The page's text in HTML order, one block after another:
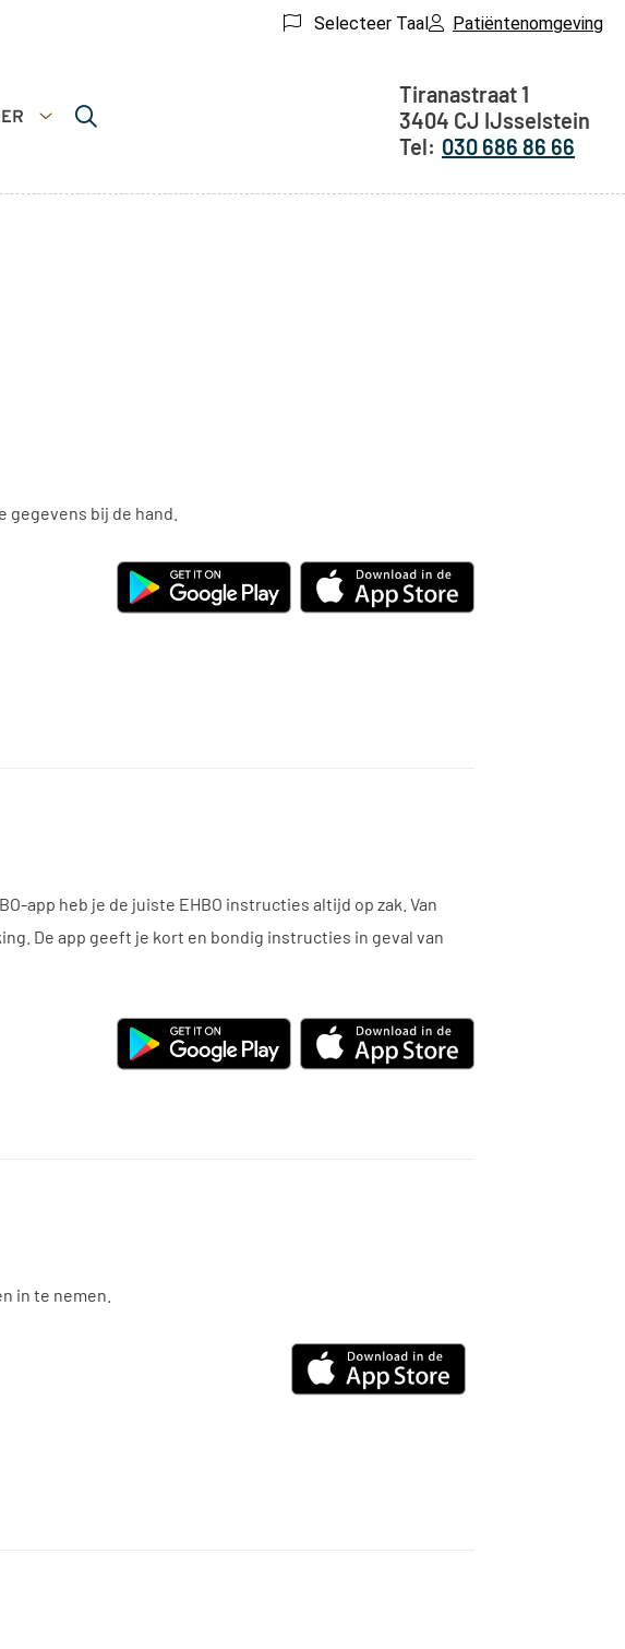
Selecteer Taal Patiëntenomgeving
Tiranastraat 1
3404 CJ IJsselstein
030 686 86 66
gegevens bij de hand.
app heb je de juiste EHBO instructies altijd op zak. Van
De app geeft je kort en bondig instructies in geval van
in te nemen.